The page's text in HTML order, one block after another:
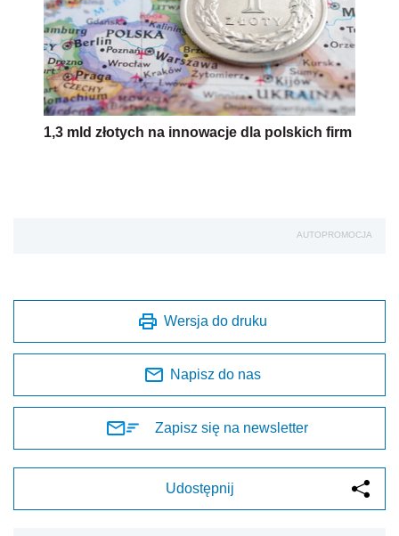
1,3 mld złotych na innowacje dla polskich firm
AUTOPROMOCJA
Wersja do druku
Napisz do nas
Zapisz się na newsletter
Udostępnij